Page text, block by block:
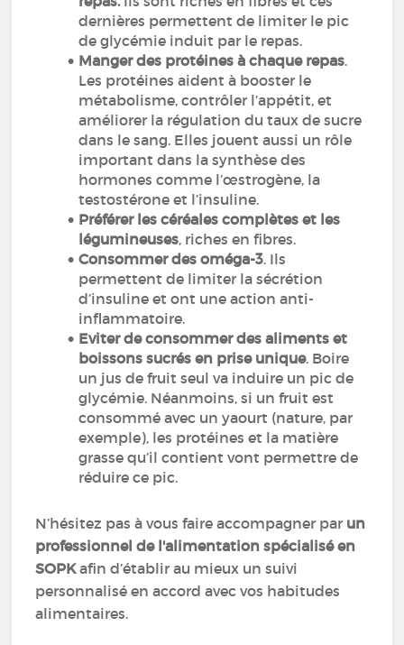
dernières permettent de limiter le pic
de glycémie induit par le repas.
Manger des protéines à chaque repas.
Les protéines aident à booster le
métabolisme, contrôler l’appétit, et
améliorer la régulation du taux de sucre
dans le sang. Elles jouent aussi un rôle
important dans la synthèse des
hormones comme l’œstrogène, la
testostérone et l’insuline.
Préférer les céréales complètes et les
légumineuses, riches en fibres.
Consommer des oméga-3. Ils
permettent de limiter la sécrétion
d’insuline et ont une action anti-
inflammatoire.
Eviter de consommer des aliments et
boissons sucrés en prise unique. Boire
un jus de fruit seul va induire un pic de
glycémie. Néanmoins, si un fruit est
consommé avec un yaourt (nature, par
exemple), les protéines et la matière
grasse qu’il contient vont permettre de
réduire ce pic.
N’hésitez pas à vous faire accompagner par un
professionnel de l'alimentation spécialisé en
SOPKafin d’établir au mieux un suivi
personnalisé en accord avec vos habitudes
alimentaires.